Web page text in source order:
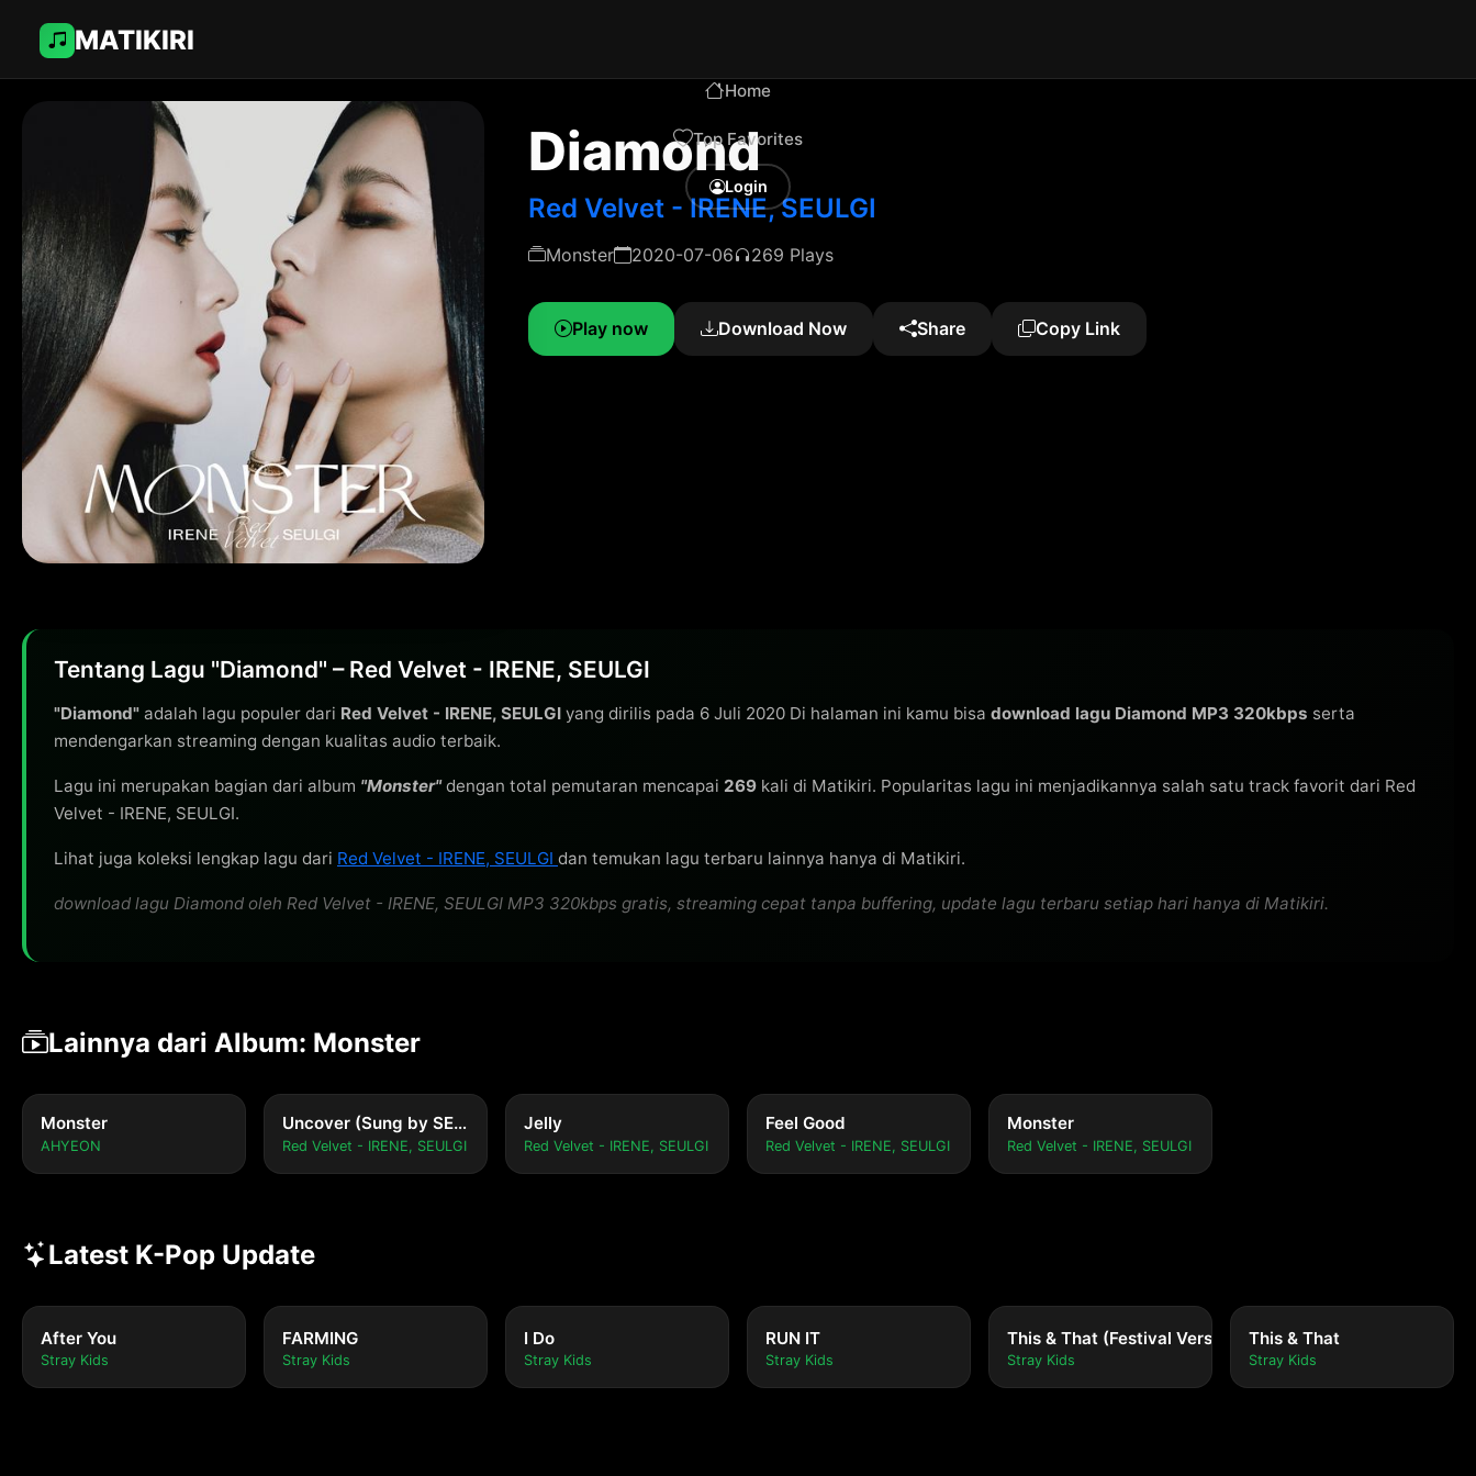
MATIKIRI
Home
Top Favorites
Login
Diamond
Red Velvet - IRENE, SEULGI
Monster 2020-07-06 269 Plays
Play now Download Now Share Copy Link
Tentang Lagu "Diamond" – Red Velvet - IRENE, SEULGI
"Diamond" adalah lagu populer dari Red Velvet - IRENE, SEULGI yang dirilis pada 6 Juli 2020 Di halaman ini kamu bisa download lagu Diamond MP3 320kbps serta
mendengarkan streaming dengan kualitas audio terbaik.
Lagu ini merupakan bagian dari album "Monster"dengan total pemutaran mencapai 269 kali di Matikiri. Popularitas lagu ini menjadikannya salah satu track favorit dari Red
Velvet - IRENE, SEULGI.
Lihat juga koleksi lengkap lagu dari Red Velvet - IRENE, SEULGI dan temukan lagu terbaru lainnya hanya di Matikiri.
download lagu Diamond oleh Red Velvet - IRENE, SEULGI MP3 320kbps gratis, streaming cepat tanpa buffering, update lagu terbaru setiap hari hanya di Matikiri.
Lainnya dari Album: Monster
Monster
AHYEON
Uncover (Sung by SEULGI)
Red Velvet - IRENE, SEULGI
Jelly
Red Velvet - IRENE, SEULGI
Feel Good
Red Velvet - IRENE, SEULGI
Monster
Red Velvet - IRENE, SEULGI
Latest K-Pop Update
After You
Stray Kids
FARMING
Stray Kids
I Do
Stray Kids
RUN IT
Stray Kids
This & That (Festival Version)
Stray Kids
This & That
Stray Kids